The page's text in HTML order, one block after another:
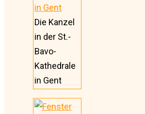
Die Kanzel
in der St.-
Bavo-
Kathedrale
in Gent